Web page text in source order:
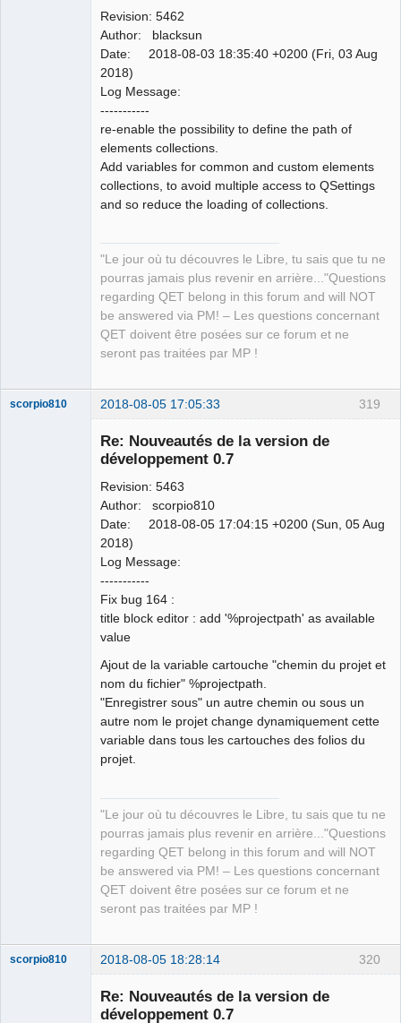
Revision: 5462
Author: blacksun
Date: 2018-08-03 18:35:40 +0200 (Fri, 03 Aug
2018)
Log Message:
-----------
re-enable the possibility to define the path of
elements collections.
Add variables for common and custom elements
collections, to avoid multiple access to QSettings
and so reduce the loading of collections.
"Le jour où tu découvres le Libre, tu sais que tu ne
pourras jamais plus revenir en arrière..."Questions
regarding QET belong in this forum and will NOT
be answered via PM! – Les questions concernant
QET doivent être posées sur ce forum et ne
seront pas traitées par MP !
319
scorpio810 2018-08-05 17:05:33
Re: Nouveautés de la version de
développement 0.7
Revision: 5463
Author: scorpio810
Date: 2018-08-05 17:04:15 +0200 (Sun, 05 Aug
2018)
Log Message:
-----------
Fix bug 164 :
title block editor : add '%projectpath' as available
value
Ajout de la variable cartouche "chemin du projet et
nom du fichier" %projectpath.
"Enregistrer sous" un autre chemin ou sous un
autre nom le projet change dynamiquement cette
variable dans tous les cartouches des folios du
projet.
"Le jour où tu découvres le Libre, tu sais que tu ne
pourras jamais plus revenir en arrière..."Questions
regarding QET belong in this forum and will NOT
be answered via PM! – Les questions concernant
QET doivent être posées sur ce forum et ne
seront pas traitées par MP !
320
scorpio810 2018-08-05 18:28:14
Re: Nouveautés de la version de
développement 0.7